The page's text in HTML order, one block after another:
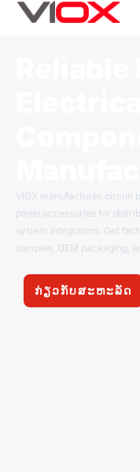
ຂ້າມ
VIOX manufactures circuit
panel accessories for
system integrators. Get
samples, OEM packaging,
ກ່ຽວກັບສະຫະລັດ